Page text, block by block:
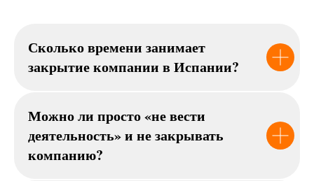
Сколько времени занимает
закрытие компании в Испании?
Можно ли просто «не вести
деятельность» и не закрывать
компанию?